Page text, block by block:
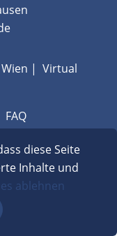
Wien | Virtual
FAQ
diese Seite
Inhalte und
ablehnen